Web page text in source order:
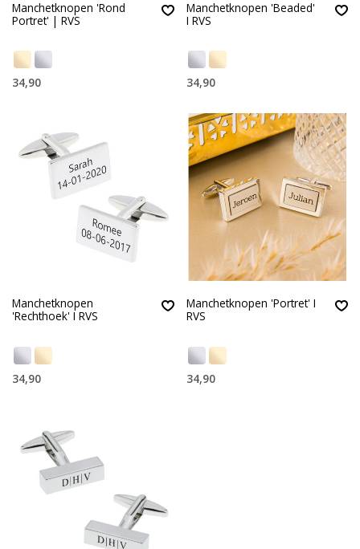
Manchetknopen 'Rond
Portret' | RVS
34,90
Manchetknopen 'Beaded'
I RVS
34,90
Manchetknopen
'Rechthoek' I RVS
34,90
Manchetknopen 'Portret' I
RVS
34,90